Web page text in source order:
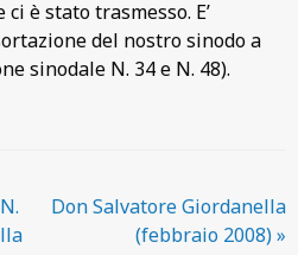
è stato trasmesso. E’
del nostro sinodo a
sinodale N. 34 e N. 48).
Don Salvatore Giordanella
(febbraio 2008)»